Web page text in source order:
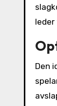
leder
Den